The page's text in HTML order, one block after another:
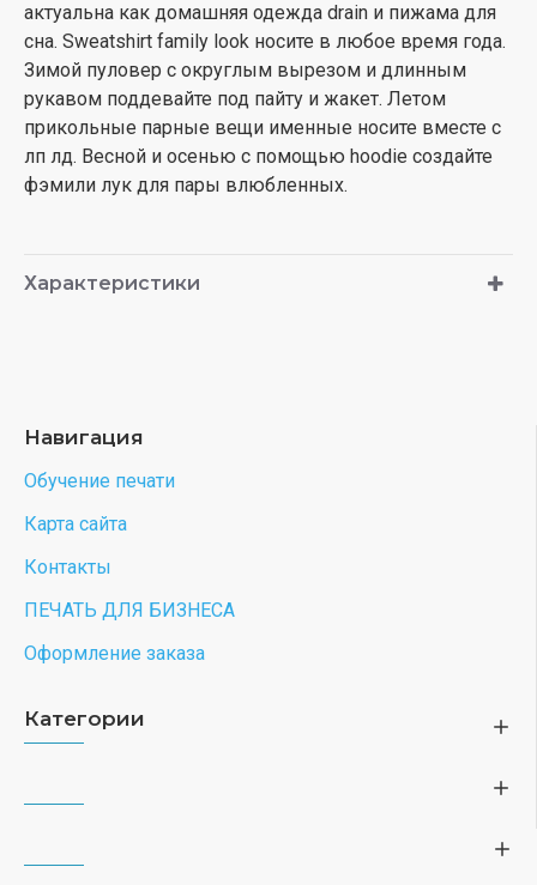
актуальна как домашняя одежда drain и пижама для
сна. Sweatshirt family look носите в любое время года.
Зимой пуловер с округлым вырезом и длинным
рукавом поддевайте под пайту и жакет. Летом
прикольные парные вещи именные носите вместе с
лп лд. Весной и осенью с помощью hoodie создайте
фэмили лук для пары влюбленных.
Характеристики
Навигация
Обучение печати
Карта сайта
Контакты
ПЕЧАТЬ ДЛЯ БИЗНЕСА
Оформление заказа
Категории